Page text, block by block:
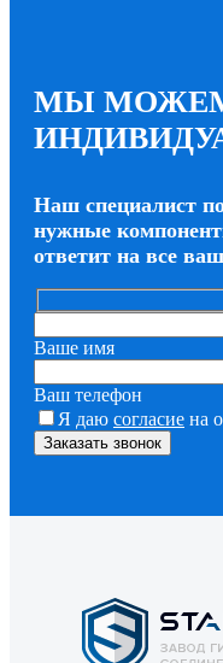
МЫ
Наш специалист
нужные
ответит на все
Ваше имя
Ваш телефон
Я даю согласие на